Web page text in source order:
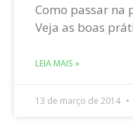
Como passar na
Veja as boas
LEIA MAIS »
13 de março de 2014